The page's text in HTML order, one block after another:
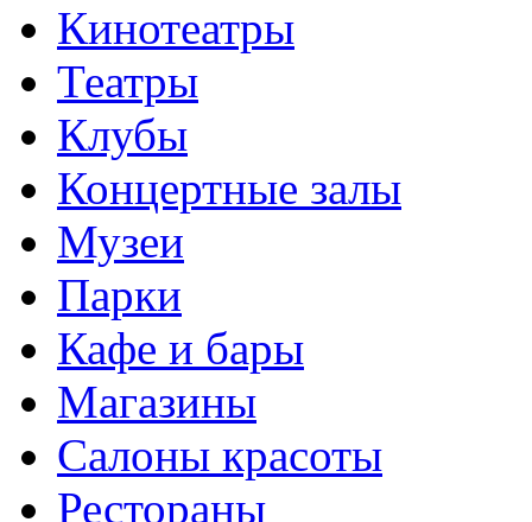
Кинотеатры
Театры
Клубы
Концертные залы
Музеи
Парки
Кафе и бары
Магазины
Салоны красоты
Рестораны